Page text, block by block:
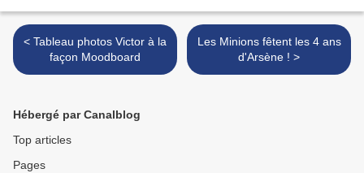
< Tableau photos Victor à la
façon Moodboard
Les Minions fêtent les 4 ans
d'Arsène ! >
Hébergé par Canalblog
Top articles
Pages